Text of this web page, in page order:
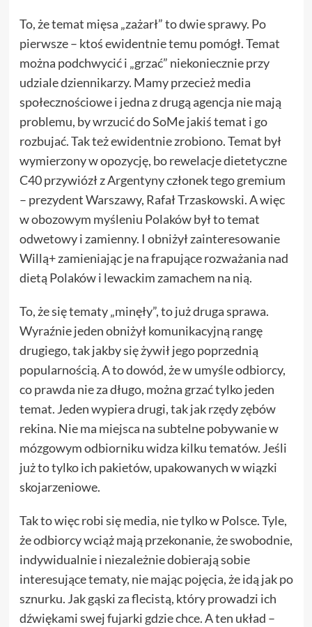
To, że temat mięsa „zażarł” to dwie sprawy. Po
pierwsze – ktoś ewidentnie temu pomógł. Temat
można podchwycić i „grzać” niekoniecznie przy
udziale dziennikarzy. Mamy przecież media
społecznościowe i jedna z drugą agencja nie mają
problemu, by wrzucić do SoMe jakiś temat i go
rozbujać. Tak też ewidentnie zrobiono. Temat był
wymierzony w opozycję, bo rewelacje dietetyczne
C40 przywiózł z Argentyny członek tego gremium
– prezydent Warszawy, Rafał Trzaskowski. A więc
w obozowym myśleniu Polaków był to temat
odwetowy i zamienny. I obniżył zainteresowanie
Willą+ zamieniając je na frapujące rozważania nad
dietą Polaków i lewackim zamachem na nią.
To, że się tematy „minęły”, to już druga sprawa.
Wyraźnie jeden obniżył komunikacyjną rangę
drugiego, tak jakby się żywił jego poprzednią
popularnością. A to dowód, że w umyśle odbiorcy,
co prawda nie za długo, można grzać tylko jeden
temat. Jeden wypiera drugi, tak jak rzędy zębów
rekina. Nie ma miejsca na subtelne pobywanie w
mózgowym odbiorniku widza kilku tematów. Jeśli
już to tylko ich pakietów, upakowanych w wiązki
skojarzeniowe.
Tak to więc robi się media, nie tylko w Polsce. Tyle,
że odbiorcy wciąż mają przekonanie, że swobodnie,
indywidualnie i niezależnie dobierają sobie
interesujące tematy, nie mając pojęcia, że idą jak po
sznurku. Jak gąski za flecistą, który prowadzi ich
dźwiękami swej fujarki gdzie chce. A ten układ –